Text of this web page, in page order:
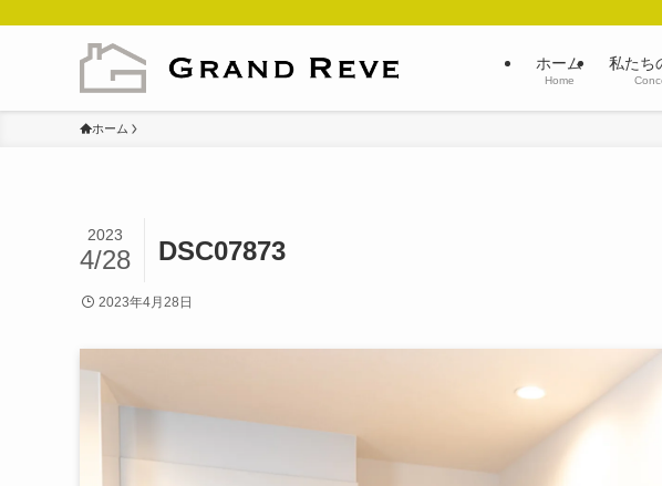
ホーム
Home
私たち
ホーム
DSC07873
2023
4/28
2023年4月28日